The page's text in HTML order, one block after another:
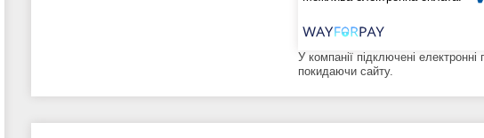
У компанії підключені
покидаючи сайту.